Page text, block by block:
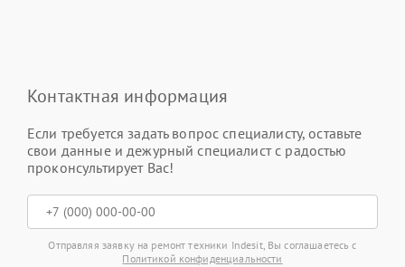
Контактная информация
Если требуется задать вопрос специалисту, оставьте
свои данные и дежурный специалист с радостью
проконсультирует Вас!
Отправляя заявку на ремонт техники Indesit, Вы соглашаетесь с
Политикой конфиденциальности